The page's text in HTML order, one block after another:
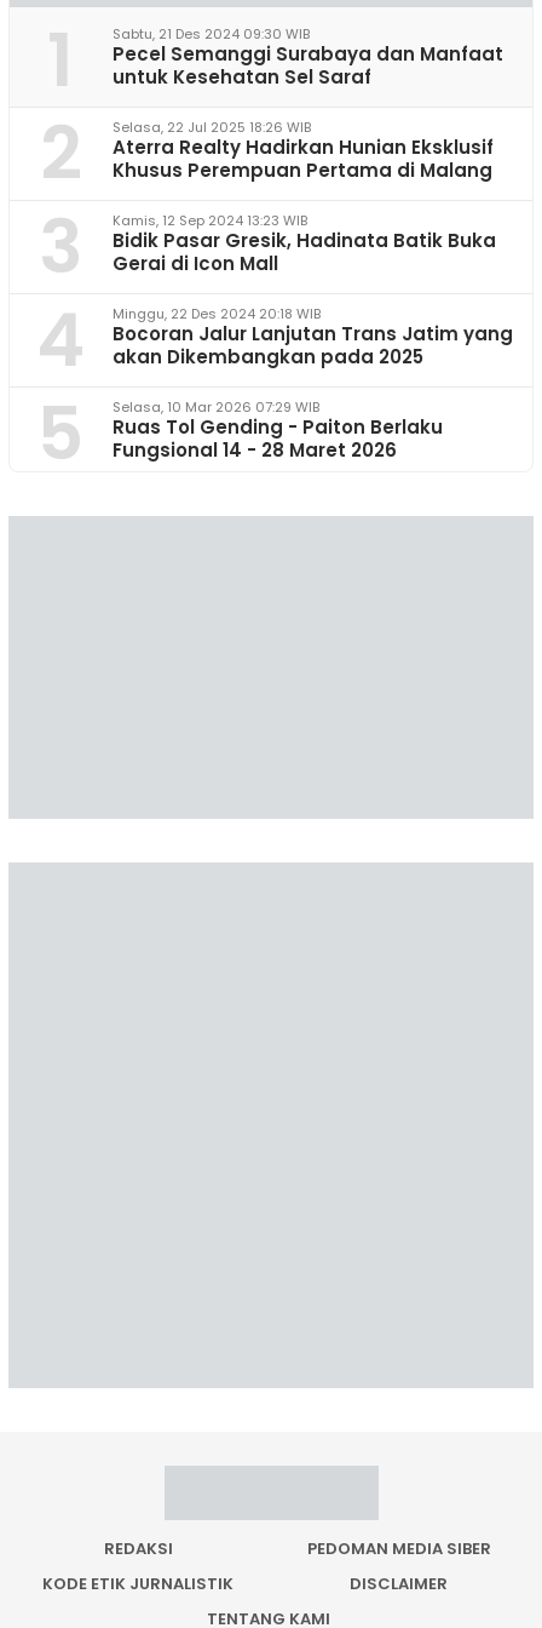
1 Sabtu, 21 Des 2024 09:30 WIB
Pecel Semanggi Surabaya dan Manfaat
untuk Kesehatan Sel Saraf
2 Selasa, 22 Jul 2025 18:26 WIB
Aterra Realty Hadirkan Hunian Eksklusif
Khusus Perempuan Pertama di Malang
3 Kamis, 12 Sep 2024 13:23 WIB
Bidik Pasar Gresik, Hadinata Batik Buka
Gerai di Icon Mall
4 Minggu, 22 Des 2024 20:18 WIB
Bocoran Jalur Lanjutan Trans Jatim yang
akan Dikembangkan pada 2025
5 Selasa, 10 Mar 2026 07:29 WIB
Ruas Tol Gending - Paiton Berlaku
Fungsional 14 - 28 Maret 2026
REDAKSI
PEDOMAN MEDIA SIBER
KODE ETIK JURNALISTIK
DISCLAIMER
TENTANG KAMI